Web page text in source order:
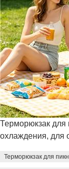
Терморюкзак для
охлаждения, для
Терморюкзак для